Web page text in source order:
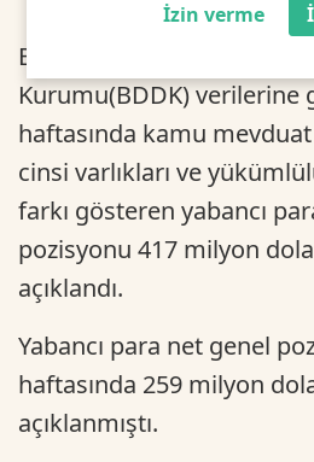
İzin verme
Bankacılık Düzenleme ve
Kurumu(BDDK) verilerine
haftasında kamu
cinsi varlıkları ve
farkı gösteren yabancı
pozisyonu 417 milyon
açıklandı.
Yabancı para net genel
haftasında 259 milyon
açıklanmıştı.